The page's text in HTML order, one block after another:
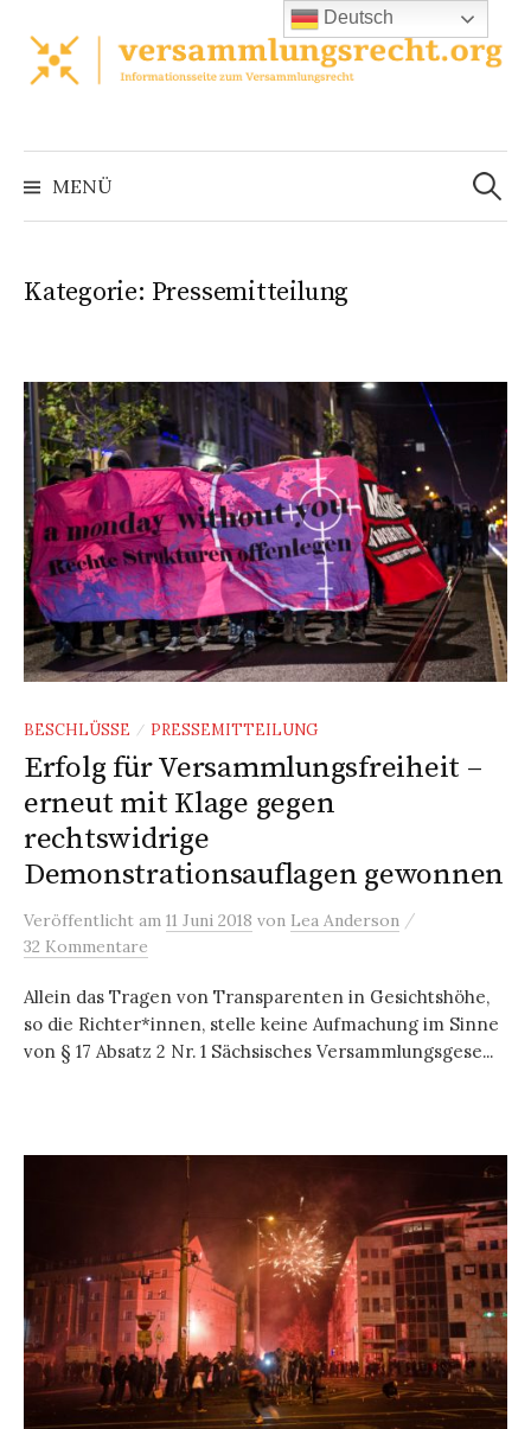
Inhalt
überspringen
MENÜ
Suchen
nach:
Kategorie: Pressemitteilung
BESCHLÜSSE / PRESSEMITTEILUNG
Erfolg für Versammlungsfreiheit –
erneut mit Klage gegen
rechtswidrige
Demonstrationsauflagen gewonnen
Veröffentlicht am 11 Juni 2018 von Lea Anderson /
32 Kommentare
Allein das Tragen von Transparenten in Gesichtshöhe,
so die Richter*innen, stelle keine Aufmachung im Sinne
von § 17 Absatz 2 Nr. 1 Sächsisches Versammlungsgese...
Deutsch